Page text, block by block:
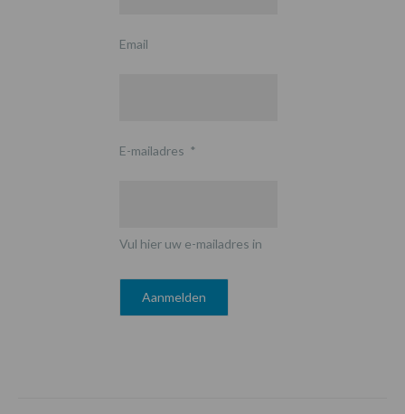
Email
E-mailadres *
Vul hier uw e-mailadres in